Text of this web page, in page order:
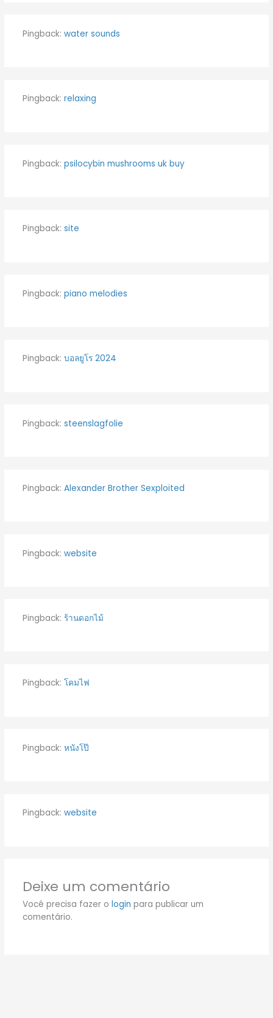
Pingback: water sounds
Pingback: relaxing
Pingback: psilocybin mushrooms uk buy​
Pingback: site
Pingback: piano melodies
Pingback: บอลยูโร 2024
Pingback: steenslagfolie
Pingback: Alexander Brother Sexploited
Pingback: website
Pingback: ร้านดอกไม้
Pingback: โคมไฟ
Pingback: หนังโป๊
Pingback: website
Deixe um comentário
Você precisa fazer o login para publicar um
comentário.